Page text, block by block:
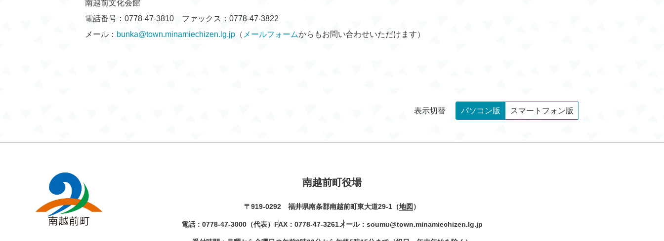
南越前文化会館
電話番号：0778-47-3810 ファックス：0778-47-3822
メール： bunka@town.minamiechizen.lg.jp （ メールフォームからもお問い合わせいただけます）
表示切替 パソコン版 スマートフォン版
南越前町役場
〒919-0292 福井県南条郡南越前町東大道29-1（地図 ）
電話： 0778-47-3000 （代表） FAX：0778-47-3261メール： soumu@town.minamiechizen.lg.jp